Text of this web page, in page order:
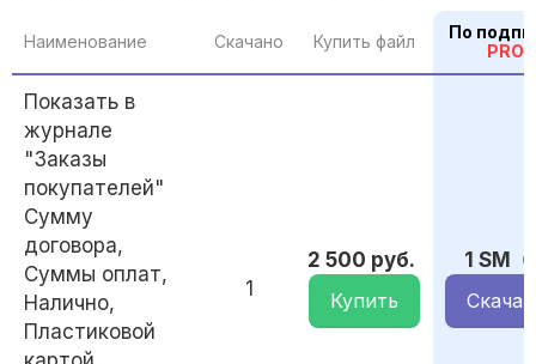
Наименование Скачано Купить файл
По
PRO
Показать в
журнале
"Заказы
покупателей"
Сумму
договора,
Суммы оплат,
Налично,
Пластиковой
1
2 500 руб.
Купить
1 SM